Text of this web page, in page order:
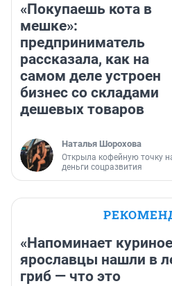
«Покупаешь кота в
мешке»:
предприниматель
рассказала, как на
самом деле устроен
бизнес со складами
дешевых товаров
Наталья Шорохова
Открыла кофейную точку
деньги соцразвития
«Напоминает
ярославцы нашли в
гриб — что это